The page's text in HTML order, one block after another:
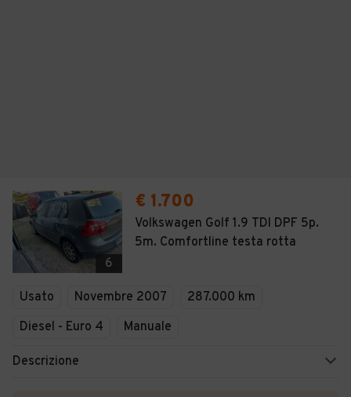
6
€ 1.700
Volkswagen Golf 1.9 TDI DPF 5p.
5m. Comfortline testa rotta
Usato Novembre 2007
287.000 km
Diesel - Euro 4
Manuale
Descrizione